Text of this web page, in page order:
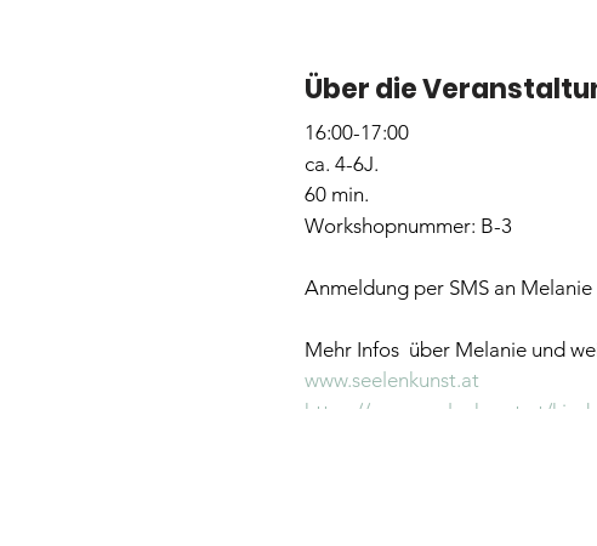
Über die
16:00-17:00
ca. 4-6J.
60 min.
Workshopnummer: B-3
Anmeldung per SMS an
Mehr Infos über Melanie und
www.seelenkunst.at
https://www.seelenkunst.at/
Geschwisterkind 3-6 J 25€, 1